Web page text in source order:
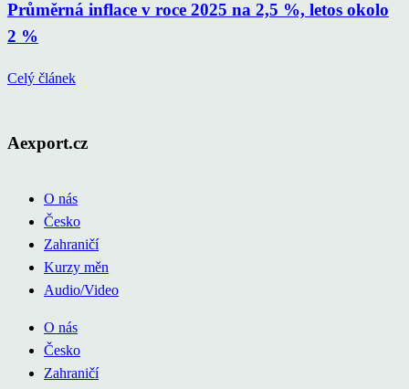
Průměrná inflace v roce 2025 na 2,5 %, letos okolo
2 %
Celý článek
Aexport.cz
O nás
Česko
Zahraničí
Kurzy měn
Audio/Video
O nás
Česko
Zahraničí